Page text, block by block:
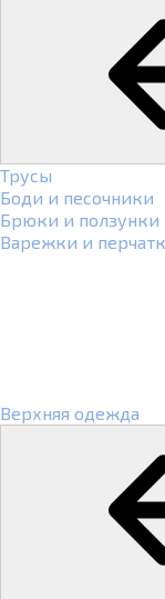
Трусы
Боди и песочники
Брюки и ползунки
Варежки и
Верхняя одежда